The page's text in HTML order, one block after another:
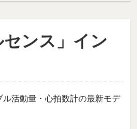
ンス」イン
活動量・心拍数計の最新モデ